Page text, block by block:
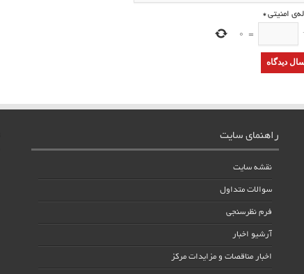
امنیتی*
=
0
راهنمای سایت
نقشه سایت
سوالات متداول
فرم نظرسنجی
آرشیو اخبار
اخبار مناقصات و مزایدات مرکز